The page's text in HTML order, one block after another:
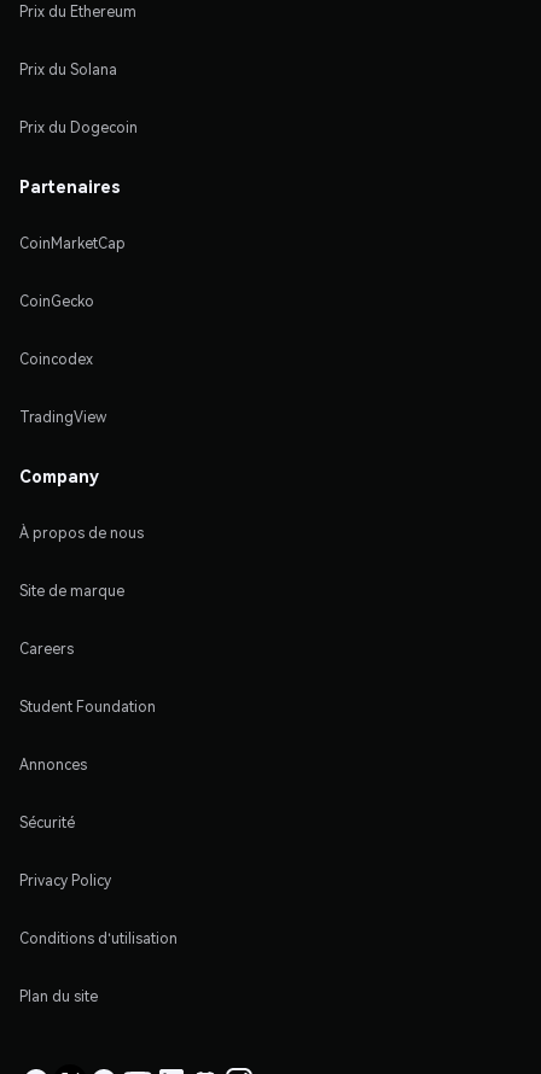
Prix du Ethereum
Prix du Solana
Prix du Dogecoin
Partenaires
CoinMarketCap
CoinGecko
Coincodex
TradingView
Company
À propos de nous
Site de marque
Careers
Student Foundation
Annonces
Sécurité
Privacy Policy
Conditions d'utilisation
Plan du site